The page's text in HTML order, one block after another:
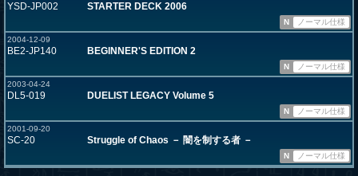
YSD-JP002 STARTER DECK 2006
N
ノーマル仕様
2004-12-09
BE2-JP140 BEGINNER'S EDITION 2
N
ノーマル仕様
2003-04-24
DL5-019 DUELIST LEGACY Volume 5
N
ノーマル仕様
2001-09-20
SC-20 Struggle of Chaos － 闇を制する者 －
N ノーマル仕様